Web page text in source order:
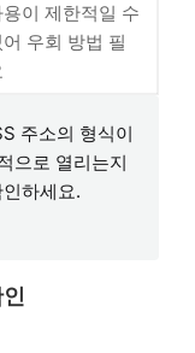
이 제한적일 수
어 우회 방법 필
주소의 형식이
으로 열리는지
하세요.